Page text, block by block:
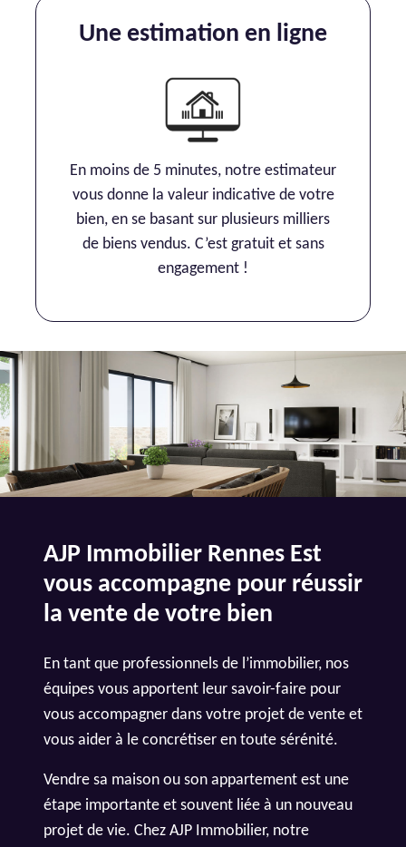
Une estimation en ligne
En moins de 5 minutes, notre estimateur
vous donne la valeur indicative de votre
bien, en se basant sur plusieurs milliers
de biens vendus. C’est gratuit et sans
engagement !
AJP Immobilier Rennes Est
vous accompagne pour réussir
la vente de votre bien
En tant que professionnels de l’immobilier, nos
équipes vous apportent leur savoir-faire pour
vous accompagner dans votre projet de vente et
vous aider à le concrétiser en toute sérénité.
Vendre sa maison ou son appartement est une
étape importante et souvent liée à un nouveau
projet de vie. Chez AJP Immobilier, notre